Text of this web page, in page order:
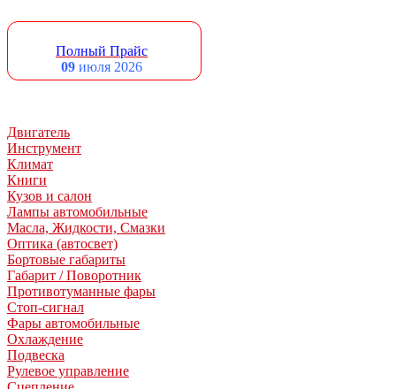
Полный Прайс
09 июля 2026
Двигатель
Инструмент
Климат
Книги
Кузов и салон
Лампы автомобильные
Масла, Жидкости, Смазки
Оптика (автосвет)
Бортовые габариты
Габарит / Поворотник
Противотуманные фары
Стоп-сигнал
Фары автомобильные
Охлаждение
Подвеска
Рулевое управление